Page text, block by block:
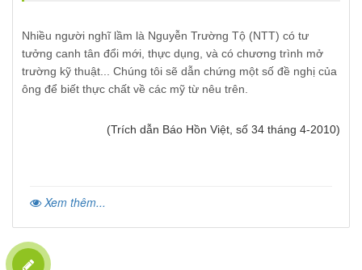
Nhiều người nghĩ lầm là Nguyễn Trường Tộ (NTT) có tư
tưởng canh tân đổi mới, thực dụng, và có chương trình mở
trường kỹ thuật... Chúng tôi sẽ dẫn chứng một số đề nghị của
ông để biết thực chất về các mỹ từ nêu trên.
(Trích dẫn Báo Hồn Việt, số 34 tháng 4-2010)
Xem thêm...